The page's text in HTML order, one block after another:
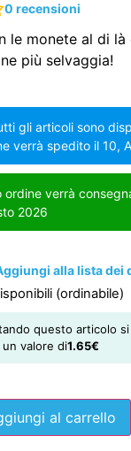
0 recensioni
le monete al di là
più selvaggia!
gli articoli sono
verrà spedito il 10,
ordine verrà
2026
alla lista dei
(ordinabile)
questo articolo
un valore di1.65€
al carrello